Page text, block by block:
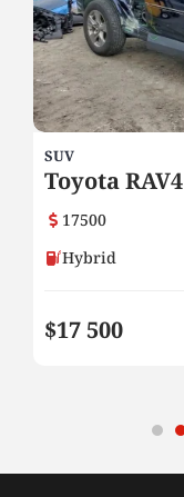
SUV
Toyota RAV4
17500
Hybrid
$17 500